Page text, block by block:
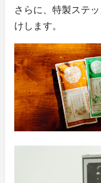
さらに、特製ステ
けします。